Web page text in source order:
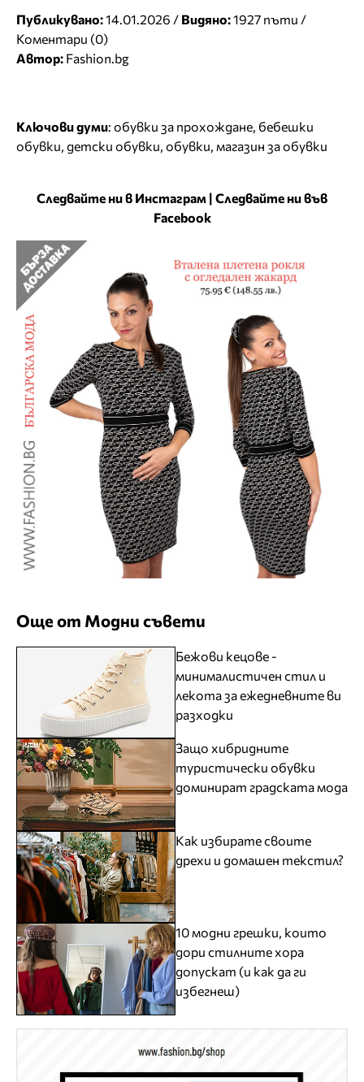
Публикувано:14.01.2026 / Видяно:1927 пъти /
Коментари (0)
Автор: Fashion.bg
Ключови думи: обувки за прохождане бебешки
обувки детски обувки обувки магазин за обувки
Следвайте ни в Инстаграм | Следвайте ни във
Facebook
Още от Модни съвети
Бежови кецове -
минималистичен стил и
лекота за ежедневните ви
разходки
Защо хибридните
туристически обувки
доминират градската мода
Как избирате своите
дрехи и домашен текстил?
10 модни грешки, които
дори стилните хора
допускат (и как да ги
избегнеш)